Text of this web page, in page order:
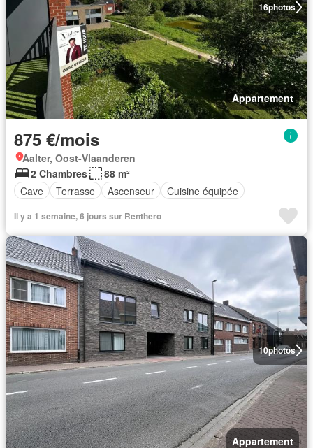
16photos
Appartement
875 €/mois
Aalter, Oost-Vlaanderen
2 Chambres
88 m²
Cave
Terrasse Ascenseur Cuisine équipée
Il y a 1 semaine, 6 jours sur Renthero
10photos
Appartement